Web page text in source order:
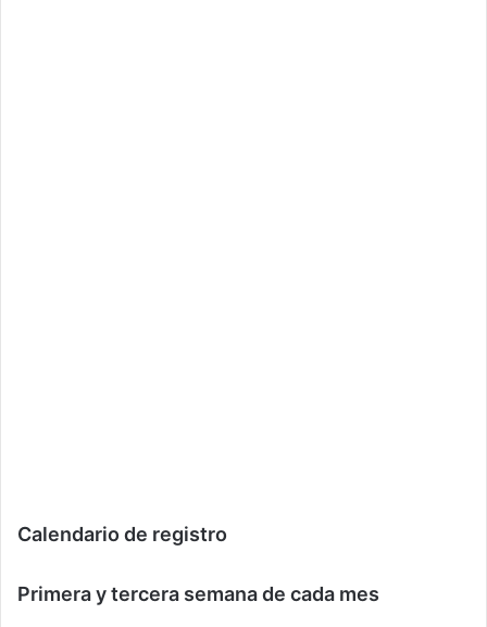
Calendario de registro
Primera y tercera semana de cada mes